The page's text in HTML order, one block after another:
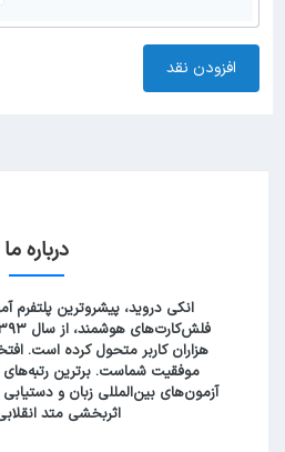
افزودن نقد
درباره ما
انکی دروید، پیشروترین پلتفرم
هزاران کاربر متحول کرده است.
موفقیت شماست. برترین رتبه‌های
آزمون‌های بین‌المللی زبان و
اثربخشی متد